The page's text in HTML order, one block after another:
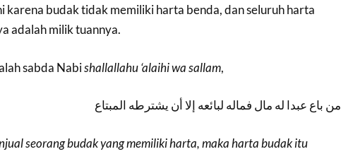
karena budak tidak memiliki harta benda, dan seluruh harta
adalah milik tuannya.
sabda Nabishallallahu ‘alaihi wa sallam,
من باع عبدا له مال فماله لبائعه إلا أن يشترطه المبتاع
seorang budak yang memiliki harta, maka harta budak itu